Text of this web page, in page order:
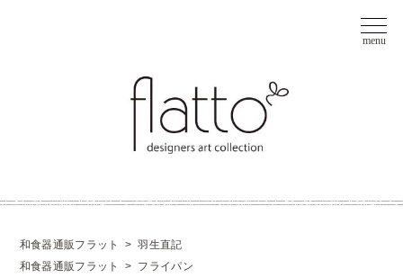
和食器通販フラット >羽生直記
和食器通販フラット
> フライパン